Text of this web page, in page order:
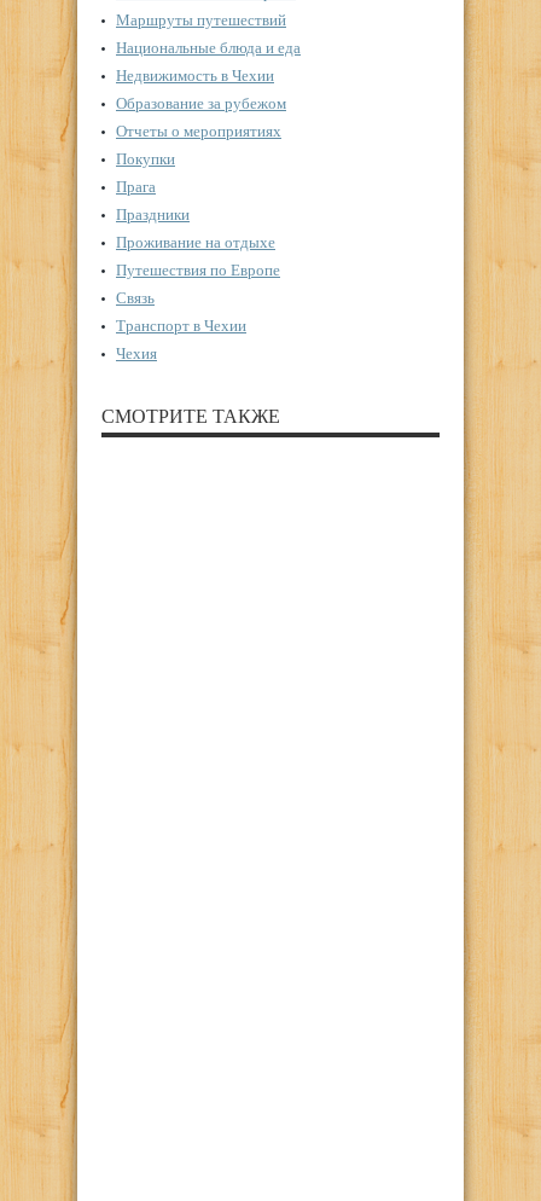
Маршруты путешествий
Национальные блюда и еда
Недвижимость в Чехии
Образование за рубежом
Отчеты о мероприятиях
Покупки
Прага
Праздники
Проживание на отдыхе
Путешествия по Европе
Связь
Транспорт в Чехии
Чехия
СМОТРИТЕ ТАКЖЕ